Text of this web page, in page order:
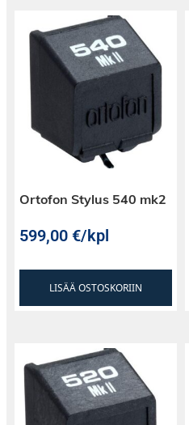
Ortofon Stylus 540 mk2
599,00€/kpl
LISÄÄ OSTOSKORIIN